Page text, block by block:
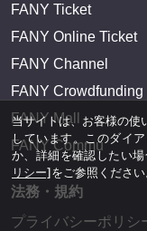
FANY Ticket
FANY Online Ticket
FANY Channel
FANY Crowdfunding
FANY Mall
FANY Commu
法務・規約
プライバシーポリシ
当サイトは、お客様の
しています。このダイ
か、詳細を確認したい場
リシー]をご参照ください